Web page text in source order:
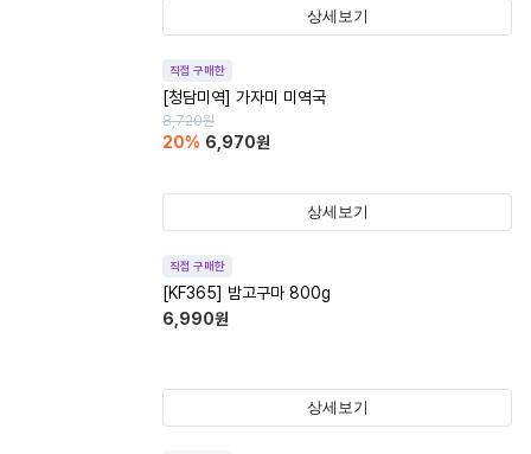
상세보기
직접 구매한
[청담미역] 가자미 미역국
8,720원
20% 6,970원
상세보기
직접 구매한
[KF365] 밤고구마 800g
6,990원
상세보기